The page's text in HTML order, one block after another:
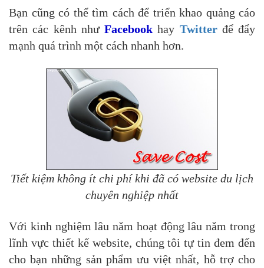
Bạn cũng có thể tìm cách để triển khao quảng cáo
trên các kênh như Facebook hay Twitterđể đẩy
mạnh quá trình một cách nhanh hơn.
Tiết kiệm không ít chi phí khi đã có website du lịch
chuyên nghiệp nhất
Với kinh nghiệm lâu năm hoạt động lâu năm trong
lĩnh vực thiết kế website, chúng tôi tự tin đem đến
cho bạn những sản phẩm ưu việt nhất, hỗ trợ cho